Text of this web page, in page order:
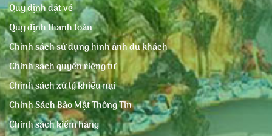
Quy định đặt vé
Quy định thanh toán
Chính sách sử dụng hình ảnh du khách
Chính sách quyền riêng tư
Chính sách xử lý khiếu nại
Chính Sách Bảo Mật Thông Tin
Chính sách kiểm hàng